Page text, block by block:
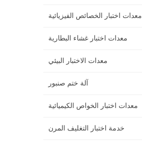
معدات اختبار الخصائص الفيزيائية
معدات اختبار غشاء البطارية
معدات الاختبار البيئي
آلة ختم صنبور
معدات اختبار الخواص الكيميائية
خدمة اختبار التغليف المرن